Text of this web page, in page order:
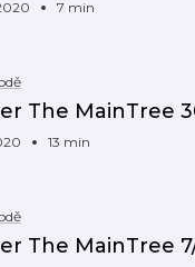
7 min
The MainTree
13 min
The MainTree